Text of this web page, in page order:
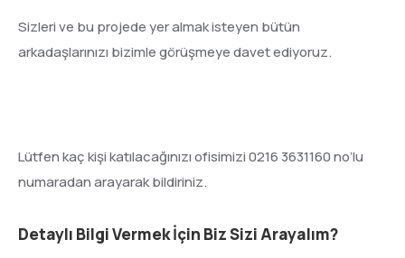
Sizleri ve bu projede yer almak isteyen bütün
arkadaşlarınızı bizimle görüşmeye davet ediyoruz.
Lütfen kaç kişi katılacağınızı ofisimizi 0216 3631160 no’lu
numaradan arayarak bildiriniz.
Detaylı Bilgi Vermek İçin Biz Sizi Arayalım?